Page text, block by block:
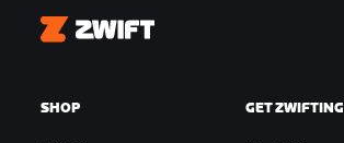
Zwift
SHOP GET ZWIFTING